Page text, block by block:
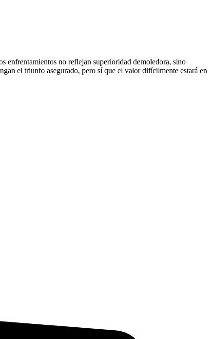
no reflejan superioridad demoledora, sino
el triunfo asegurado, pero sí que el valor difícilmente estará en